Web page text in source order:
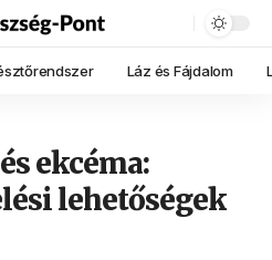
Láz és Fájdalom
ekcéma:
lehetőségek